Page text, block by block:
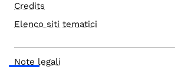
Credits
Elenco siti tematici
Note legali